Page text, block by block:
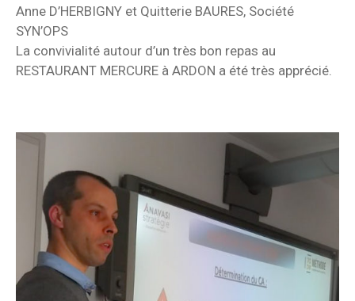
Anne D’HERBIGNY et Quitterie BAURES, Société
SYN’OPS
La convivialité autour d’un très bon repas au
RESTAURANT MERCURE à ARDON a été très apprécié.